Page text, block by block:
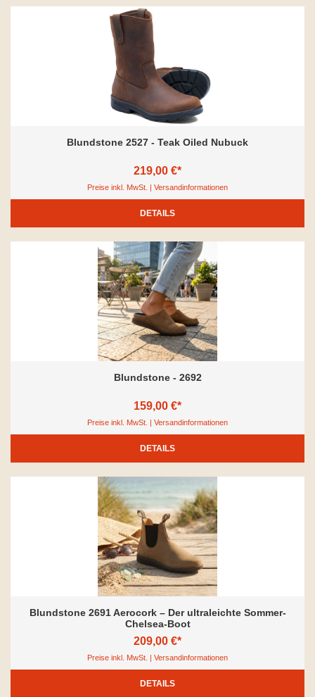
Blundstone 2527 - Teak Oiled Nubuck
219,00 €*
Preise inkl. MwSt. | Versandinformationen
DETAILS
Blundstone - 2692
159,00 €*
Preise inkl. MwSt. | Versandinformationen
DETAILS
Blundstone 2691 Aerocork – Der ultraleichte Sommer-
Chelsea-Boot
209,00 €*
Preise inkl. MwSt. | Versandinformationen
DETAILS